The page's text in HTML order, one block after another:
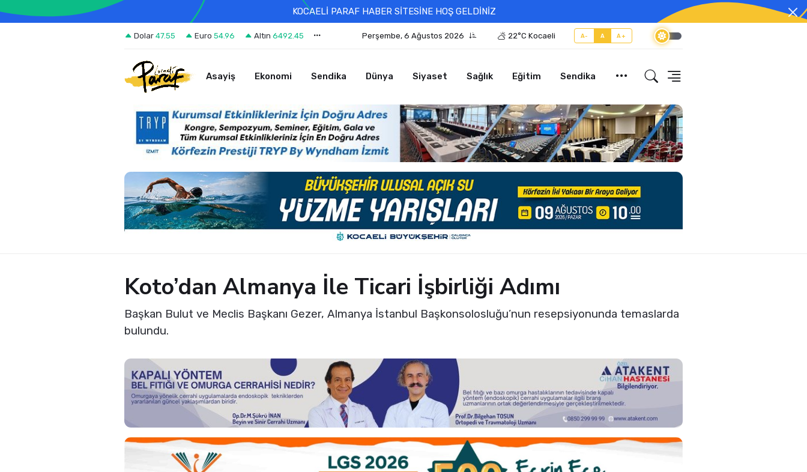
KOCAELİ PARAF HABER SİTESİNE HOŞ GELDİNİZ
Dolar 47.55 Euro 54.96 Altın 6492.45 Perşembe, 6 Ağustos 2026 22°C Kocaeli A- A A+
Asayiş Ekonomi Sendika Dünya Siyaset Sağlık Eğitim Sendika
Koto’dan Almanya İle Ticari İşbirliği Adımı
Başkan Bulut ve Meclis Başkanı Gezer, Almanya İstanbul Başkonsolosluğu’nun resepsiyonunda temaslarda
bulundu.